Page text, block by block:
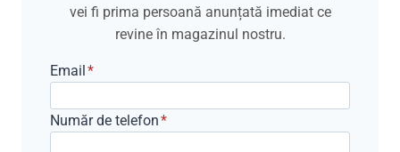
vei fi prima persoană anunțată imediat ce
revine în magazinul nostru.
Email *
Număr de telefon*